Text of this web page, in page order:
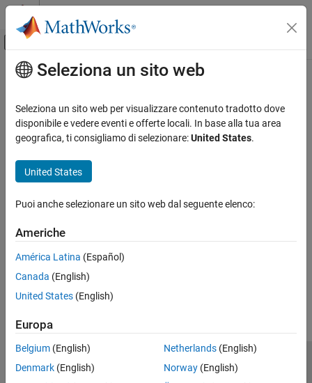
Vai al contenuto
Attiva/disattiva menu di navigazione
Pagina iniziale della documentazione
Contenuto principale
Seleziona un sito web
Seleziona un sito web per visualizzare contenuto tradotto dove
disponibile e vedere eventi e offerte locali. In base alla tua area
geografica, ti consigliamo di selezionare:United States.
United States
Puoi anche selezionare un sito web dal seguente elenco:
Americhe
América Latina (Español)
Canada (English)
United States (English)
Europa
Belgium (English)
Denmark (English)
Netherlands(English)
Norway(English)
Centro di fiducia
Informativa sulla privacy